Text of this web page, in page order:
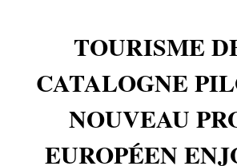
TOURISME
CATALOGNE
NOUVEAU
EUROPÉEN